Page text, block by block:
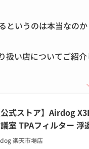
というのは本当なのか
扱い店についてご紹介
公式ストア】Airdog
室 TPAフィルター 浮
楽天市場店